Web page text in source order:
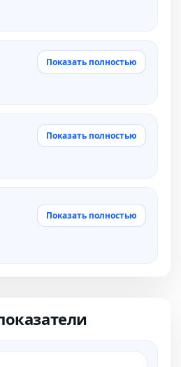
Показать полностью
Показать полностью
Показать полностью